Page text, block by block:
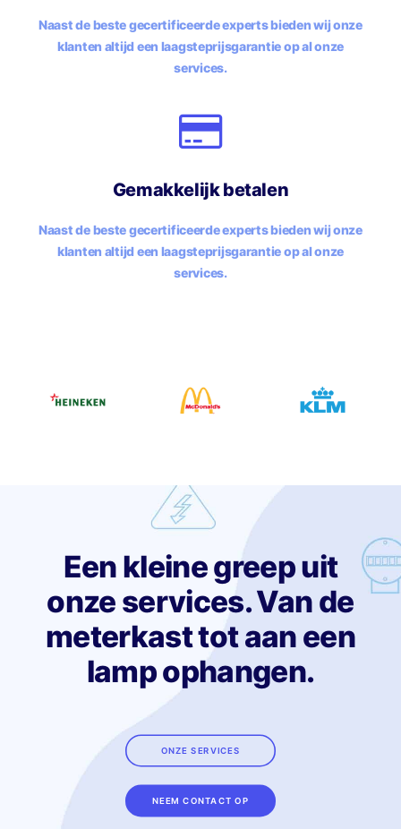
Naast de beste gecertificeerde experts bieden wij onze
klanten altijd een laagsteprijsgarantie op al onze
services.
Gemakkelijk betalen
Naast de beste gecertificeerde experts bieden wij onze
klanten altijd een laagsteprijsgarantie op al onze
services.
Een kleine greep uit
onze services. Van de
meterkast tot aan een
lamp ophangen.
ONZE SERVICES
NEEM CONTACT OP